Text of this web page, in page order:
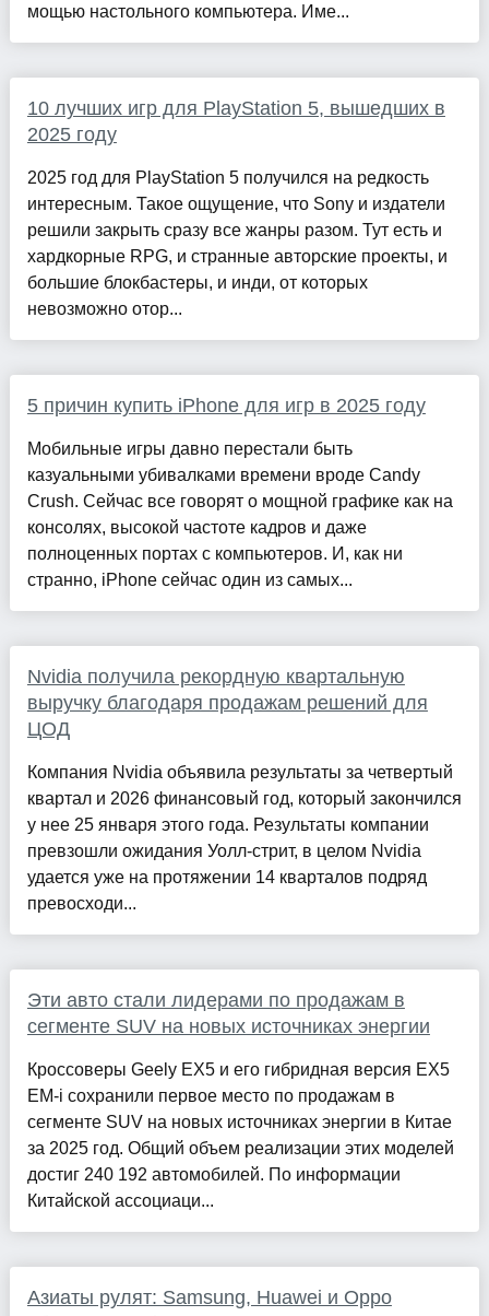
мощью настольного компьютера. Име...
10 лучших игр для PlayStation 5, вышедших в
2025 году
2025 год для PlayStation 5 получился на редкость
интересным. Такое ощущение, что Sony и издатели
решили закрыть сразу все жанры разом. Тут есть и
хардкорные RPG, и странные авторские проекты, и
большие блокбастеры, и инди, от которых
невозможно отор...
5 причин купить iPhone для игр в 2025 году
Мобильные игры давно перестали быть
казуальными убивалками времени вроде Candy
Crush. Сейчас все говорят о мощной графике как на
консолях, высокой частоте кадров и даже
полноценных портах с компьютеров. И, как ни
странно, iPhone сейчас один из самых...
Nvidia получила рекордную квартальную
выручку благодаря продажам решений для
ЦОД
Компания Nvidia объявила результаты за четвертый
квартал и 2026 финансовый год, который закончился
у нее 25 января этого года. Результаты компании
превзошли ожидания Уолл-стрит, в целом Nvidia
удается уже на протяжении 14 кварталов подряд
превосходи...
Эти авто стали лидерами по продажам в
сегменте SUV на новых источниках энергии
Кроссоверы Geely EX5 и его гибридная версия EX5
EM-i сохранили первое место по продажам в
сегменте SUV на новых источниках энергии в Китае
за 2025 год. Общий объем реализации этих моделей
достиг 240 192 автомобилей. По информации
Китайской ассоциаци...
Азиаты рулят: Samsung, Huawei и Oppo